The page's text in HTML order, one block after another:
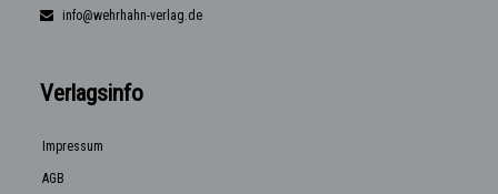
info@wehrhahn-verlag.de
Verlagsinfo
Impressum
AGB